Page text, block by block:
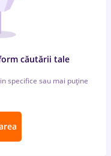
căutării tale
specifice sau mai puține